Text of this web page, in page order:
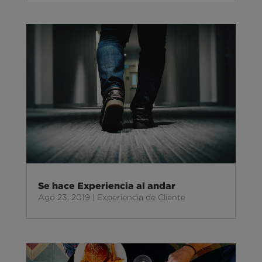
Se hace Experiencia al andar
Ago 23, 2019 Experiencia de Cliente